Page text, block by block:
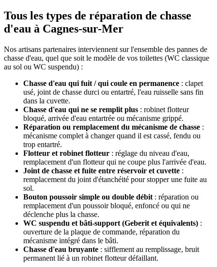
Tous les types de réparation de chasse
d'eau à Cagnes-sur-Mer
Nos artisans partenaires interviennent sur l'ensemble des pannes de
chasse d'eau, quel que soit le modèle de vos toilettes (WC classique
au sol ou WC suspendu) :
Chasse d'eau qui fuit / qui coule en permanence : clapet
usé, joint de chasse durci ou entartré, l'eau ruisselle sans fin
dans la cuvette.
Chasse d'eau qui ne se remplit plus : robinet flotteur
bloqué, arrivée d'eau entartrée ou mécanisme grippé.
Réparation ou remplacement du mécanisme de chasse :
mécanisme complet à changer quand il est cassé, fendu ou
trop entartré.
Flotteur et robinet flotteur : réglage du niveau d'eau,
remplacement d'un flotteur qui ne coupe plus l'arrivée d'eau.
Joint de chasse et fuite entre réservoir et cuvette :
remplacement du joint d'étanchéité pour stopper une fuite au
sol.
Bouton poussoir simple ou double débit : réparation ou
remplacement d'un poussoir bloqué, enfoncé ou qui ne
déclenche plus la chasse.
WC suspendu et bâti-support (Geberit et équivalents) :
ouverture de la plaque de commande, réparation du
mécanisme intégré dans le bâti.
Chasse d'eau bruyante : sifflement au remplissage, bruit
permanent lié à un robinet flotteur défaillant.